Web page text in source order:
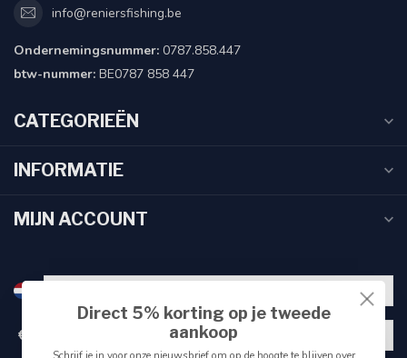
info@reniersfishing.be
Ondernemingsnummer: 0787.858.447
btw-nummer: BE0787 858 447
CATEGORIEËN
INFORMATIE
MIJN ACCOUNT
€
Direct 5% korting op je tweede
aankoop